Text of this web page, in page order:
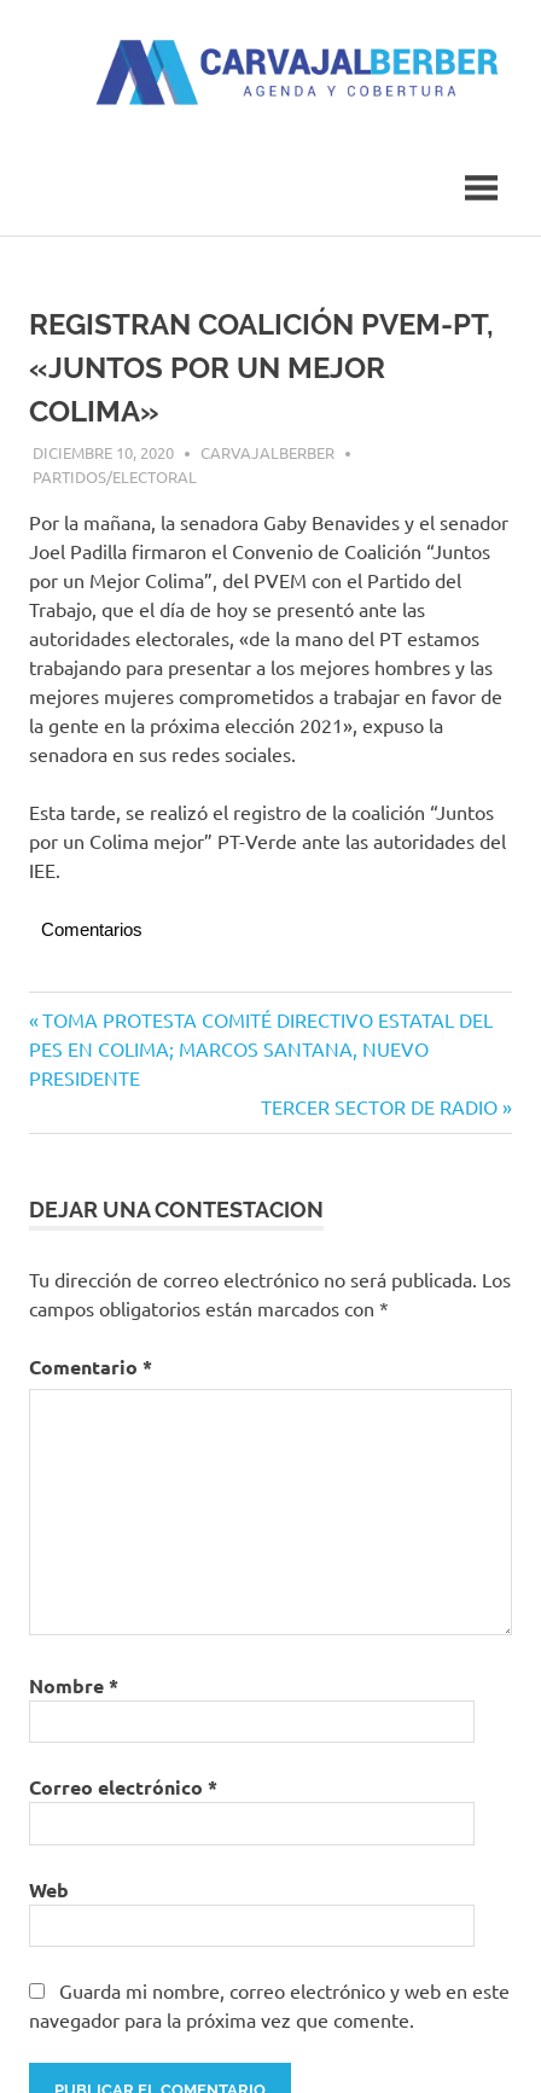
REGISTRAN COALICIÓN PVEM-PT,
«JUNTOS POR UN MEJOR
COLIMA»
DICIEMBRE 10, 2020
CARVAJALBERBER
PARTIDOS/ELECTORAL
Por la mañana, la senadora Gaby Benavides y el senador
Joel Padilla firmaron el Convenio de Coalición “Juntos
por un Mejor Colima”, del PVEM con el Partido del
Trabajo, que el día de hoy se presentó ante las
autoridades electorales, «de la mano del PT estamos
trabajando para presentar a los mejores hombres y las
mejores mujeres comprometidos a trabajar en favor de
la gente en la próxima elección 2021», expuso la
senadora en sus redes sociales.
Esta tarde, se realizó el registro de la coalición “Juntos
por un Colima mejor” PT-Verde ante las autoridades del
IEE.
Comentarios
PVEM
Navegación
de
Entrada
anterior:
TOMA PROTESTA COMITÉ DIRECTIVO ESTATAL DEL
PES EN COLIMA; MARCOS SANTANA, NUEVO
PRESIDENTE
Siguiente
entrada:
TERCER SECTOR DE RADIO
DEJAR UNA CONTESTACION
Tu dirección de correo electrónico no será publicada. Los
campos obligatorios están marcados con *
Comentario *
Nombre*
Correo electrónico *
Web
Guarda mi nombre, correo electrónico y web en este
navegador para la próxima vez que comente.